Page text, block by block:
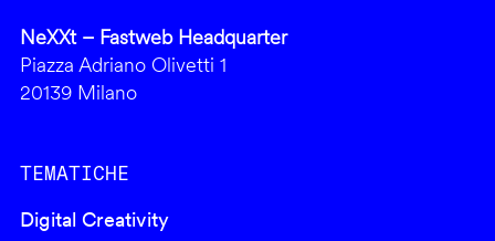
NeXXt – Fastweb Headquarter
Piazza Adriano Olivetti 1
20139 Milano
TEMATICHE
Digital Creativity